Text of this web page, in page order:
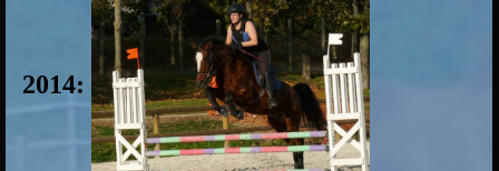
2014: